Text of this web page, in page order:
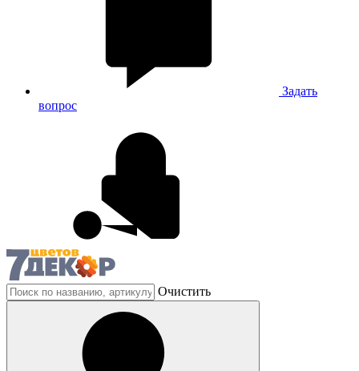
Задать
вопрос
Очистить